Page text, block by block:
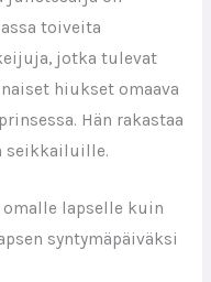
toiveita
jotka tulevat
hiukset omaava
Hän rakastaa
seikkailuille.
lapselle kuin
syntymäpäiväksi